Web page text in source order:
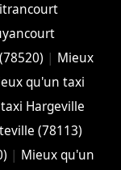
| Mieux
qu'un taxi
Hargeville
(78113)
| Mieux qu'un